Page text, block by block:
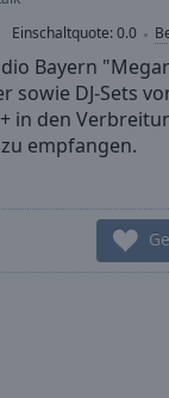
Einschaltquote:0.0
Bayern
DJ-Sets
in den
empfangen.